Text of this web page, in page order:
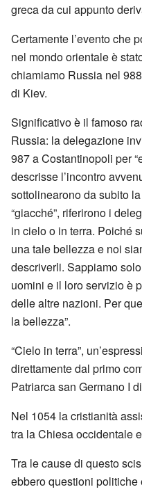
greca da cui appunto
Certamente l’evento che
nel mondo orientale è
chiamiamo Russia nel
di Kiev.
Significativo è il famoso
Russia: la delegazione
987 a Costantinopoli per
descrisse l’incontro
sottolinearono da subito
“giacché”, riferirono i
in cielo o in terra. Poiché
una tale bellezza e noi
descriverli. Sappiamo
uomini e il loro servizio è
delle altre nazioni. Per
la bellezza”.
“Cielo in terra”,
direttamente dal primo
Patriarca san Germano I
Nel 1054 la cristianità
tra la Chiesa occidentale
Tra le cause di questo
ebbero questioni